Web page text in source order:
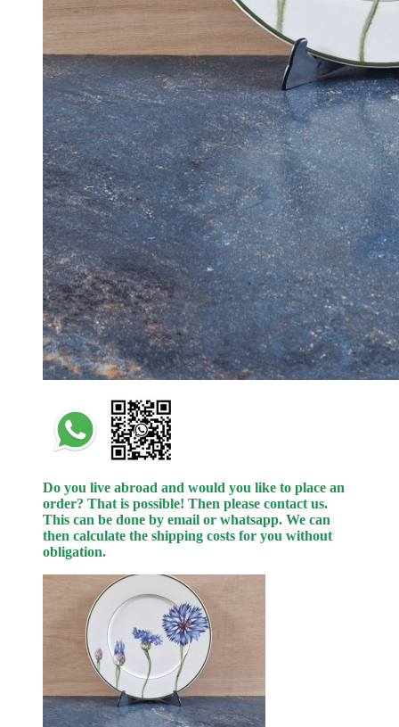
Do you live abroad and would you like to place an
order? That is possible! Then please contact us.
This can be done by email or whatsapp. We can
then calculate the shipping costs for you without
obligation.